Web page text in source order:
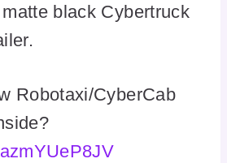
black Cybertruck
Robotaxi/CyberCab